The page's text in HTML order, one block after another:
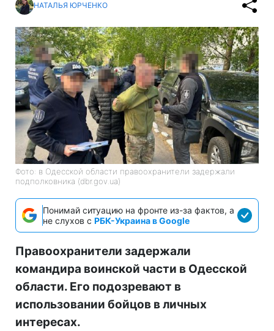
НАТАЛЬЯ ЮРЧЕНКО
Фото: в Одесской области правоохранители задержали
подполковника (dbr.gov.ua)
Понимай ситуацию на фронте из-за фактов, а
не слухов с РБК-Украина в Google
Правоохранители задержали
командира воинской части в Одесской
области. Его подозревают в
использовании бойцов в личных
интересах.